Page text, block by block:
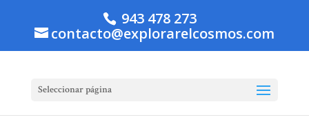
943 478 273
contacto@explorarelcosmos.com
Seleccionar página